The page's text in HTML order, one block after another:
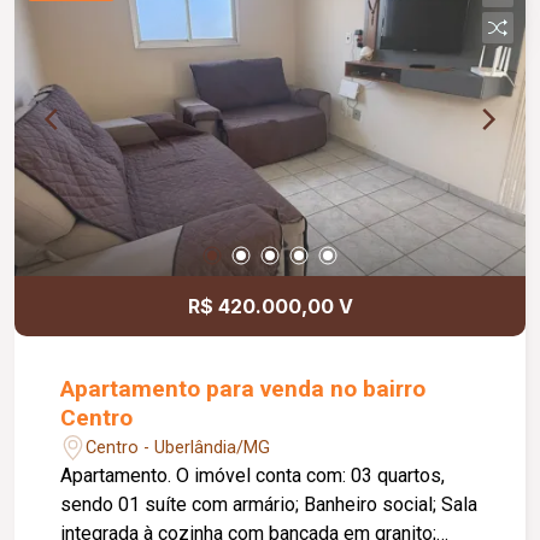
garagem; Vista privilegiada da cidade; Portão
eletrônico; Interfone; Projeto contemporâneo com
excelente iluminação natural; Excelente opção
para morar ou investir.
R$ 420.000,00 V
Apartamento para venda no bairro
Centro
Centro - Uberlândia/MG
Apartamento. O imóvel conta com: 03 quartos,
sendo 01 suíte com armário; Banheiro social; Sala
integrada à cozinha com bancada em granito;